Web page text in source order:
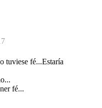
tuviese fé...Estaría
fé...